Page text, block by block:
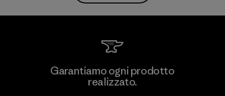
Garantiamo ogni prodotto
realizzato.